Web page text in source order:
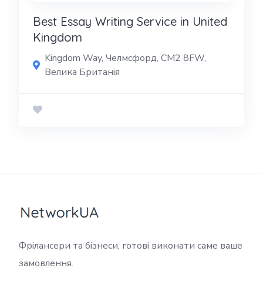
Best Essay Writing Service in United
Kingdom
Kingdom Way, Челмсфорд, CM2 8FW,
Велика Британія
Фрілансери та бізнеси, готові виконати саме ваше
замовлення.